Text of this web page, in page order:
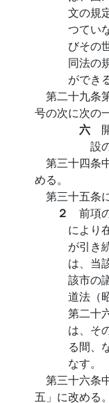
文の規
つてい
びその
同法の
ができ
第二十九条
号の次に次の
六
設
第三十四条
める。
第三十五条
２ 前項
により
が引き
は、当
該市の
道法（
第二十
は、そ
る間、
なす。
第三十六条
五」に改める。